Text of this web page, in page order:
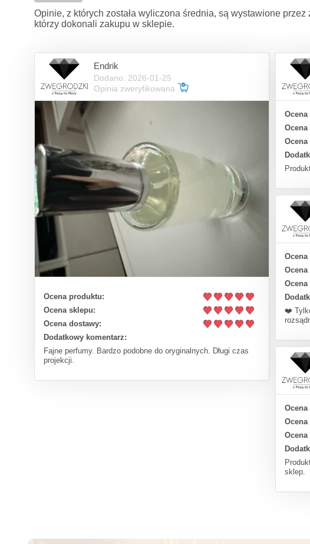
Opinie, z których została wyliczona średnia, są wystawione
którzy dokonali zakupu w sklepie.
Endrik
Dodano: 2026-01-25
Opinia zweryfikowana
Ocena produktu:
Ocena sklepu:
Ocena dostawy:
Dodatkowy komentarz:
Fajne perfumy. Bardzo podobne do oryginalnych. Długi czas
projekcji.
❤️
sklep.